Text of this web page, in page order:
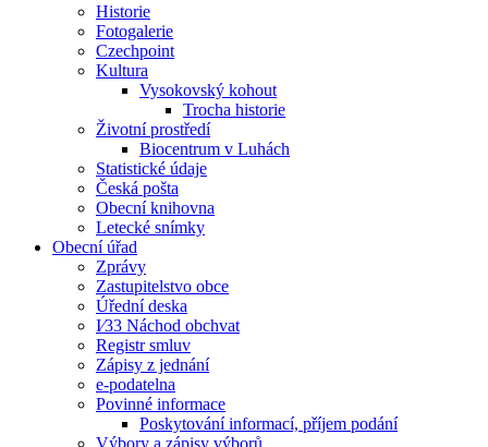
Historie
Fotogalerie
Czechpoint
Kultura
Vysokovský kohout
Trocha historie
Životní prostředí
Biocentrum v Luhách
Statistické údaje
Česká pošta
Obecní knihovna
Letecké snímky
Obecní úřad
Zprávy
Zastupitelstvo obce
Úřední deska
I⁄33 Náchod obchvat
Registr smluv
Zápisy z jednání
e-podatelna
Povinné informace
Poskytování informací, příjem podání
Výbory a zápisy výborů